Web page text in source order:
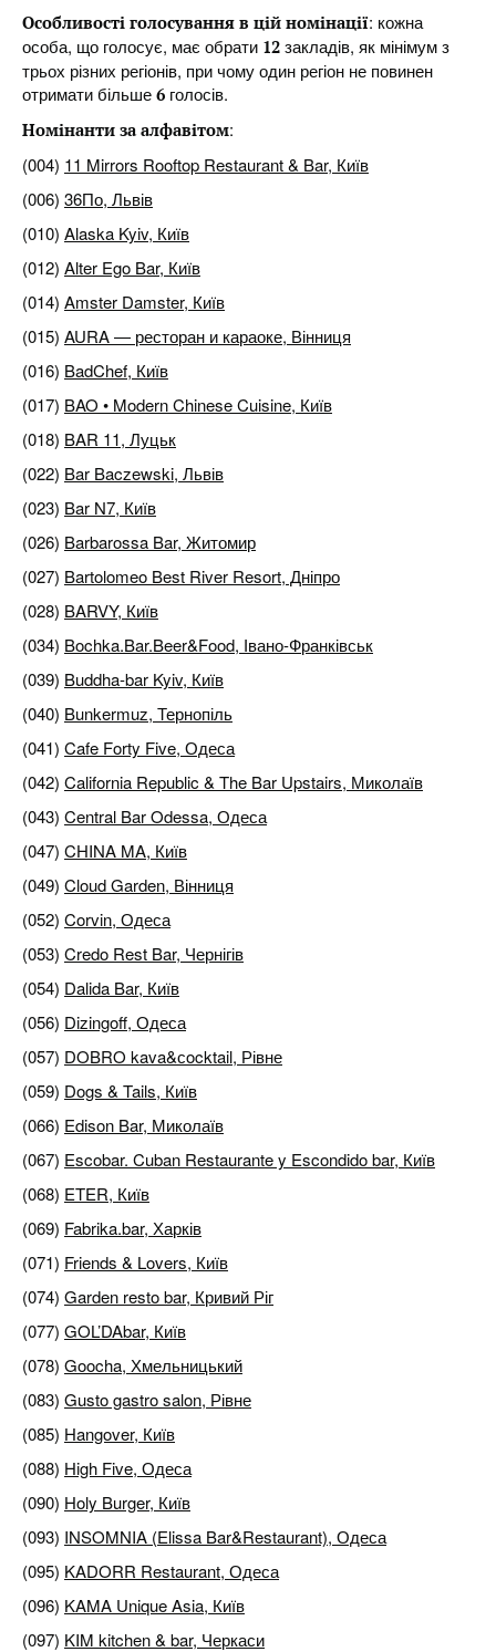
Особливості голосування в цій номінації: кожна
особа, що голосує, має обрати 12 закладів, як мінімум з
трьох різних регіонів, при чому один регіон не повинен
отримати більше 6 голосів.
Номінанти за алфавітом:
(004) 11 Mirrors Rooftop Restaurant & Bar, Київ
(006) 36По, Львів
(010) Alaska Kyiv, Київ
(012) Alter Ego Bar, Київ
(014) Amster Damster, Київ
(015) AURA — ресторан и караоке, Вінниця
(016) BadChef, Київ
(017) BAO • Modern Chinese Cuisine, Київ
(018) BAR 11, Луцьк
(022) Bar Baczewski, Львів
(023) Bar N7, Київ
(026) Barbarossa Bar, Житомир
(027) Bartolomeo Best River Resort, Дніпро
(028) BARVY, Київ
(034) Bochka.Bar.Beer&Food, Івано-Франківськ
(039) Buddha-bar Kyiv, Київ
(040) Bunkermuz, Тернопіль
(041) Cafe Forty Five, Одеса
(042) California Republic & The Bar Upstairs, Миколаїв
(043) Central Bar Odessa, Одеса
(047) CHINA MA, Київ
(049) Cloud Garden, Вінниця
(052) Corvin, Одеса
(053) Credo Rest Bar, Чернігів
(054) Dalida Bar, Київ
(056) Dizingoff, Одеса
(057) DOBRO kava&сocktail, Рівне
(059) Dogs & Tails, Київ
(066) Edison Bar, Миколаїв
(067) Escobar. Cuban Restaurante y Escondido bar, Київ
(068) ETER, Київ
(069) Fabrika.bar, Харків
(071) Friends & Lovers, Київ
(074) Garden resto bar, Кривий Ріг
(077) GOL’DAbar, Київ
(078) Goocha, Хмельницький
(083) Gusto gastro salon, Рівне
(085) Hangover, Київ
(088) High Five, Одеса
(090) Holy Burger, Київ
(093) INSOMNIA (Elissa Bar&Restaurant), Одеса
(095) KADORR Restaurant, Одеса
(096) KAMA Unique Asia, Київ
(097) KIM kitchen & bar, Черкаси